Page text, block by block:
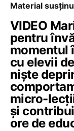
Material
VIDEO
pentru
momentul
cu elevii
niște
micro-
și
ore de